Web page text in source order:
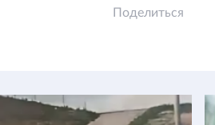
Поделиться